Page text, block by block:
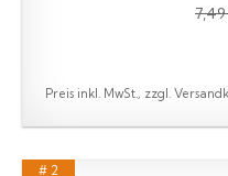
Preis inkl. MwSt., zzgl.
# 2